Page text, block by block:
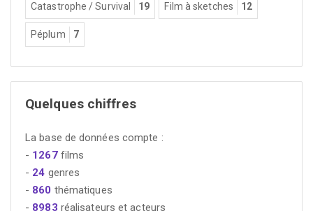
Catastrophe / Survival 19 Film à sketches 12
Péplum 7
Quelques chiffres
La base de données compte :
- 1267films
- 24 genres
- 860 thématiques
- 8983 réalisateurs et acteurs